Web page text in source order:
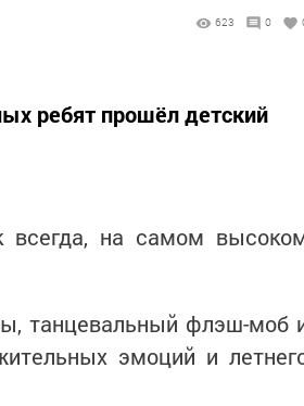
623 0
ребят прошёл детский
всегда, на самом
танцевальный флэш-моб
эмоций и